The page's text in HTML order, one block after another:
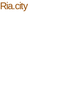
Ria.city